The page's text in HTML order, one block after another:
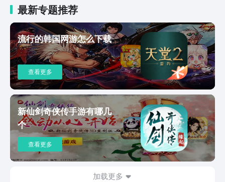
面记录着她的点点滴滴，还有那些让人忍俊不禁的小故
事。玩家可以帮她打扮得漂漂亮亮的，设计各种搞怪又可
爱的表情包，甚至还能为她配上有趣的语音和视频，让她
的世界因为玩家的参与而变得更加丰富多彩。胡桃日记可
以收集美少女图片表情包，随着游戏的深入还会解锁更多
有趣的玩法和互动，和胡桃一起经历更多温馨又搞笑的故
事，随着经历的越来越多，玩家和角色之间也会有比较深
厚的感情。这个游戏的氛围也是比较清新可爱的，每一个
画面甚至都可以截图去做壁纸简直太好看了，就好像是专
门创作出来的绘本一样。这个游戏里面还有一些主线和副
线故事，可以带着玩家一步一步的摸索这个游戏世界。当
然我们需要提前做好选择，因为这可能会影响到整个游戏
的进度以及这位美少女的成长。整个游戏的代入感都比较
强烈，参与感也很强，在其他游戏的对比之下，还是这款
游戏比较有意思。以上就是胡桃日记预约方法有哪些的全
部内容，在胡桃日记的世界里，没有复杂的任务，没有激
最新专题推荐
流行的韩国网游怎么下载
查看更多
新仙剑奇侠传手游有哪几
个
查看更多
加载更多